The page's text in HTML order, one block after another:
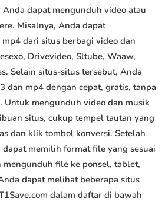
Anda dapat mengunduh video atau
Misalnya, Anda dapat
dari situs berbagi video dan
Drivevideo, Sltube, Waaw,
Selain situs-situs tersebut, Anda
dan mp4 dengan cepat, gratis, tanpa
Untuk mengunduh video dan musik
situs, cukup tempel tautan yang
dan klik tombol konversi. Setelah
dapat memilih format file yang sesuai
file ke ponsel, tablet,
dapat melihat beberapa situs
dalam daftar di bawah